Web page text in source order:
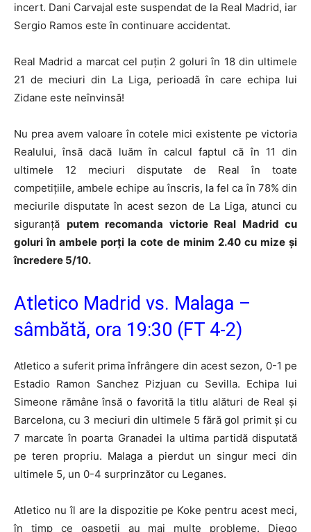
incert. Dani Carvajal este suspendat de la Real Madrid, iar
Sergio Ramos este în continuare accidentat.
Real Madrid a marcat cel puțin 2 goluri în 18 din ultimele
21 de meciuri din La Liga, perioadă în care echipa lui
Zidane este neînvinsă!
Nu prea avem valoare în cotele mici existente pe victoria
Realului, însă dacă luăm în calcul faptul că în 11 din
ultimele 12 meciuri disputate de Real în toate
competițiile, ambele echipe au înscris, la fel ca în 78% din
meciurile disputate în acest sezon de La Liga, atunci cu
siguranță putem recomanda victorie Real Madrid cu
goluri în ambele porți la cote de minim 2.40 cu mize și
încredere 5/10.
Atletico Madrid vs. Malaga –
sâmbătă, ora 19:30 (FT 4-2)
Atletico a suferit prima înfrângere din acest sezon, 0-1 pe
Estadio Ramon Sanchez Pizjuan cu Sevilla. Echipa lui
Simeone rămâne însă o favorită la titlu alături de Real și
Barcelona, cu 3 meciuri din ultimele 5 fără gol primit și cu
7 marcate în poarta Granadei la ultima partidă disputată
pe teren propriu. Malaga a pierdut un singur meci din
ultimele 5, un 0-4 surprinzător cu Leganes.
Atletico nu îl are la dispozitie pe Koke pentru acest meci,
în timp ce oaspeții au mai multe probleme. Diego